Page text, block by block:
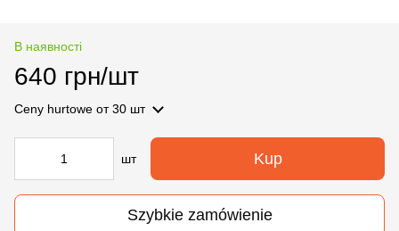
В наявності
640 грн/шт
Ceny hurtowe от 30 шт
шт Kup
Szybkie zamówienie